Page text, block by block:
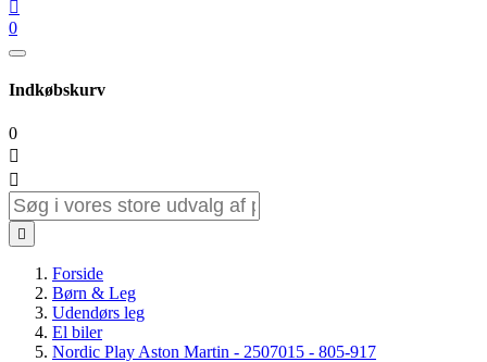

0
Indkøbskurv
0



Forside
Børn & Leg
Udendørs leg
El biler
Nordic Play Aston Martin - 2507015 - 805-917